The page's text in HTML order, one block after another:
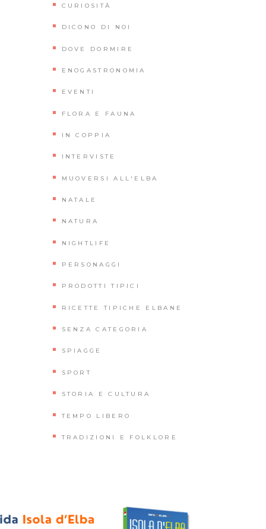
CURIOSITÀ
DICONO DI NOI
DOVE DORMIRE
ENOGASTRONOMIA
EVENTI
FLORA E FAUNA
IN COPPIA
INTERVISTE
MUOVERSI ALL'ELBA
NATALE
NATURA
NIGHTLIFE
PERSONAGGI
PRODOTTI TIPICI
RICETTE TIPICHE ELBANE
SENZA CATEGORIA
SPIAGGE
SPORT
STORIA E CULTURA
TEMPO LIBERO
TRADIZIONI E FOLKLORE